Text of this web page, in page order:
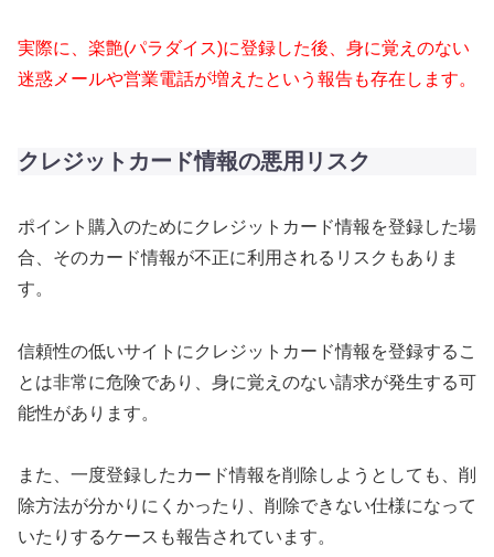
実際に、楽艶(パラダイス)に登録した後、身に覚えのない
迷惑メールや営業電話が増えたという報告も存在します。
クレジットカード情報の悪用リスク
ポイント購入のためにクレジットカード情報を登録した場
合、そのカード情報が不正に利用されるリスクもありま
す。
信頼性の低いサイトにクレジットカード情報を登録するこ
とは非常に危険であり、身に覚えのない請求が発生する可
能性があります。
また、一度登録したカード情報を削除しようとしても、削
除方法が分かりにくかったり、削除できない仕様になって
いたりするケースも報告されています。